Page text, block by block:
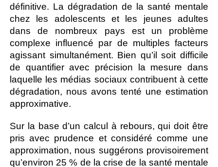
définitive. La dégradation de la santé mentale
chez les adolescents et les jeunes adultes
dans de nombreux pays est un problème
complexe influencé par de multiples facteurs
agissant simultanément. Bien qu’il soit difficile
de quantifier avec précision la mesure dans
laquelle les médias sociaux contribuent à cette
dégradation, nous avons tenté une estimation
approximative.
Sur la base d’un calcul à rebours, qui doit être
pris avec prudence et considéré comme une
approximation, nous suggérons provisoirement
qu’environ 25 % de la crise de la santé mentale